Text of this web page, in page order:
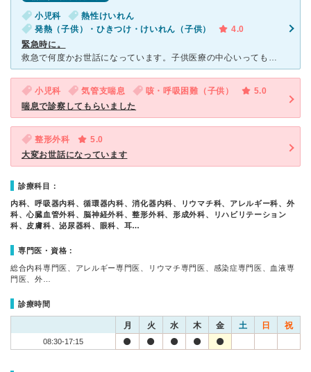
小児科
熱性けいれん
発熱（子供）・ひきつけ・けいれん（子供）
4.0
緊急時に。
救急で何度かお世話になっています。子供医療の中心いっても過言でない程ら大きく重要な病院の為、深刻な症状の患者さんが多いです。子供が意識を失い痙攣、そして泡をふいたので救急車で運ばれましたが、病院内では
小児科 気管支喘息 咳・呼吸困難（子供）
5.0
喘息で診察してもらいました
整形外科
5.0
大変お世話になっています
診療科目：
内科、呼吸器内科、循環器内科、消化器内科、リウマチ科、アレルギー科、外
科、心臓血管外科、脳神経外科、整形外科、形成外科、リハビリテーション
科、皮膚科、泌尿器科、眼科、耳…
専門医・資格：
総合内科専門医、アレルギー専門医、リウマチ専門医、感染症専門医、血液専
門医、外…
診療時間
月 火 水 木 金 土 日 祝
08:30-17:15